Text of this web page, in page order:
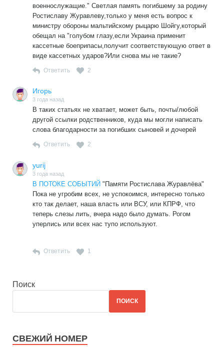
военнослужащие." Светлая память погибшему за родину
Ростиславу Журавлеву,только у меня есть вопрос к
министру обороны мальтийскому рыцарю Шойгу,который
обещал на "голубом глазу,если Украина применит
кассетные боеприпасы,получит соответствующую ответ в
виде кассетных ударов?Или снова мы не такие?
Ответить 2
Игорь
3 года назад
В таких статьях не хватает, может быть, почты/любой
другой ссылки родственников, куда мы могли написать
слова благодарности за погибших сыновей и дочерей
Ответить 2
yurij
3 года назад
В ПОТОКЕ СОБЫТИЙ "Памяти Ростислава Журавлёва"
Пока не угробим всех, не успокоимся, интересно только
кто так делает, наша власть или ВСУ, или КПРФ, что
теперь слезы лить, вчера надо было думать. Рогом
уперлись или всех нас тупо используют.
Ответить 1
Поиск
ПОИСК
СВЕЖИЙ НОМЕР